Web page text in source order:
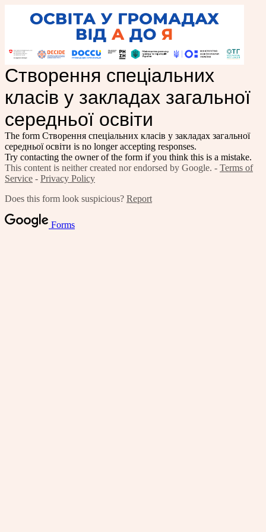
Створення спеціальних
класів у закладах загальної
середньої освіти
The form Створення спеціальних класів у закладах загальної
середньої освіти is no longer accepting responses.
Try contacting the owner of the form if you think this is a mistake.
This content is neither created nor endorsed by Google. - Terms of
Service - Privacy Policy
Does this form look suspicious? Report
Forms